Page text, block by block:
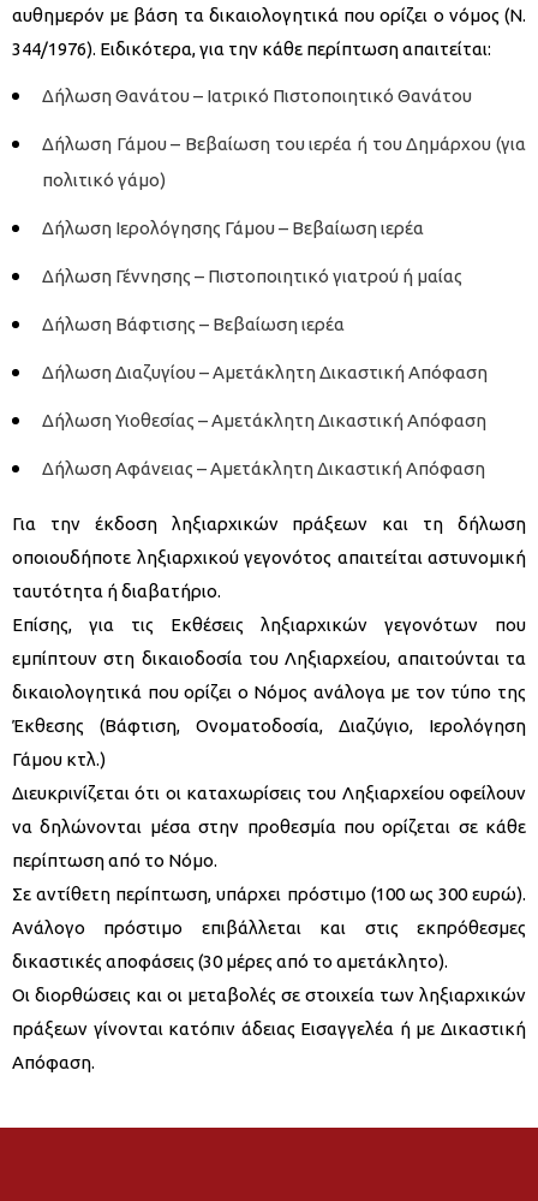
αυθημερόν με βάση τα δικαιολογητικά που ορίζει ο νόμος (Ν.
344/1976). Ειδικότερα, για την κάθε περίπτωση απαιτείται:
Δήλωση Θανάτου – Ιατρικό Πιστοποιητικό Θανάτου
Δήλωση Γάμου – Βεβαίωση του ιερέα ή του Δημάρχου (για
πολιτικό γάμο)
Δήλωση Ιερολόγησης Γάμου – Βεβαίωση ιερέα
Δήλωση Γέννησης – Πιστοποιητικό γιατρού ή μαίας
Δήλωση Βάφτισης – Βεβαίωση ιερέα
Δήλωση Διαζυγίου – Αμετάκλητη Δικαστική Απόφαση
Δήλωση Υιοθεσίας – Αμετάκλητη Δικαστική Απόφαση
Δήλωση Αφάνειας – Αμετάκλητη Δικαστική Απόφαση
Για την έκδοση ληξιαρχικών πράξεων και τη δήλωση
οποιουδήποτε ληξιαρχικού γεγονότος απαιτείται αστυνομική
ταυτότητα ή διαβατήριο.
Επίσης, για τις Εκθέσεις ληξιαρχικών γεγονότων που
εμπίπτουν στη δικαιοδοσία του Ληξιαρχείου, απαιτούνται τα
δικαιολογητικά που ορίζει ο Νόμος ανάλογα με τον τύπο της
Έκθεσης (Βάφτιση, Ονοματοδοσία, Διαζύγιο, Ιερολόγηση
Γάμου κτλ.)
Διευκρινίζεται ότι οι καταχωρίσεις του Ληξιαρχείου οφείλουν
να δηλώνονται μέσα στην προθεσμία που ορίζεται σε κάθε
περίπτωση από το Νόμο.
Σε αντίθετη περίπτωση, υπάρχει πρόστιμο (100 ως 300 ευρώ).
Ανάλογο πρόστιμο επιβάλλεται και στις εκπρόθεσμες
δικαστικές αποφάσεις (30 μέρες από το αμετάκλητο).
Οι διορθώσεις και οι μεταβολές σε στοιχεία των ληξιαρχικών
πράξεων γίνονται κατόπιν άδειας Εισαγγελέα ή με Δικαστική
Απόφαση.